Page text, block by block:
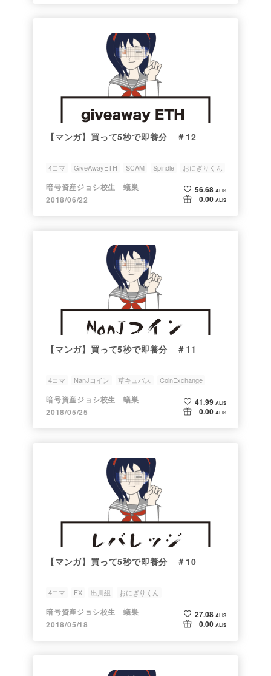
【マンガ】買って5秒で即養分 ＃12
4コマ GiveAwayETH SCAM Spindle おにぎりくん
暗号資産ジョシ校生 蟻巣
2018/06/22
56.68 ALIS
0.00 ALIS
【マンガ】買って5秒で即養分 ＃11
4コマ NanJコイン 草キュバス
CoinExchange
おにぎりくん
暗号資産ジョシ校生 蟻巣
2018/05/25
41.99 ALIS
0.00 ALIS
【マンガ】買って5秒で即養分 ＃10
4コマ FX 出川組 おにぎりくん
暗号資産ジョシ校生 蟻巣
2018/05/18
27.08 ALIS
0.00 ALIS